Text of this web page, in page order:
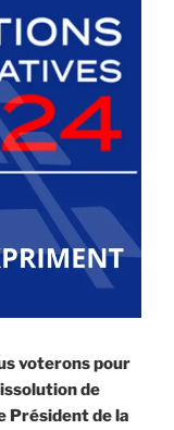
voterons pour
de
Président de la